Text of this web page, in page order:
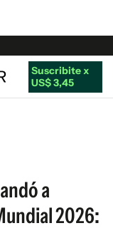
Suscribite x
US$ 3,45
a
2026: